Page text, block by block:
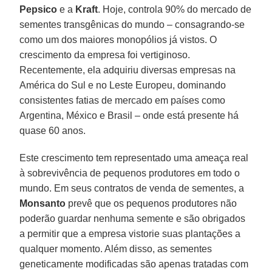
Pepsico e a Kraft. Hoje, controla 90% do mercado de
sementes transgênicas do mundo – consagrando-se
como um dos maiores monopólios já vistos. O
crescimento da empresa foi vertiginoso.
Recentemente, ela adquiriu diversas empresas na
América do Sul e no Leste Europeu, dominando
consistentes fatias de mercado em países como
Argentina, México e Brasil – onde está presente há
quase 60 anos.
Este crescimento tem representado uma ameaça real
à sobrevivência de pequenos produtores em todo o
mundo. Em seus contratos de venda de sementes, a
Monsanto prevê que os pequenos produtores não
poderão guardar nenhuma semente e são obrigados
a permitir que a empresa vistorie suas plantações a
qualquer momento. Além disso, as sementes
geneticamente modificadas são apenas tratadas com